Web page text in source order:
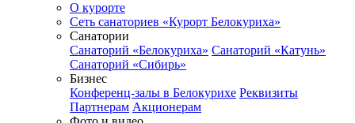
О курорте
Сеть санаториев «Курорт Белокуриха»
Санатории
Санаторий «Белокуриха» Санаторий «Катунь»
Санаторий «Сибирь»
Бизнес
Конференц-залы в Белокурихе Реквизиты
Партнерам Акционерам